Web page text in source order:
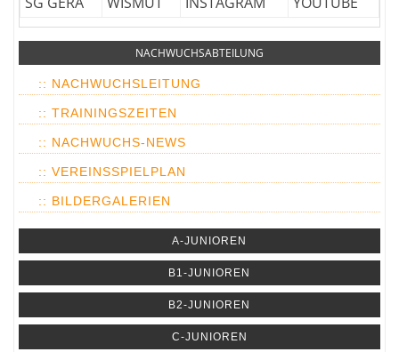
NACHWUCHSABTEILUNG
:: NACHWUCHSLEITUNG
:: TRAININGSZEITEN
:: NACHWUCHS-NEWS
:: VEREINSSPIELPLAN
:: BILDERGALERIEN
A-JUNIOREN
B1-JUNIOREN
B2-JUNIOREN
C-JUNIOREN